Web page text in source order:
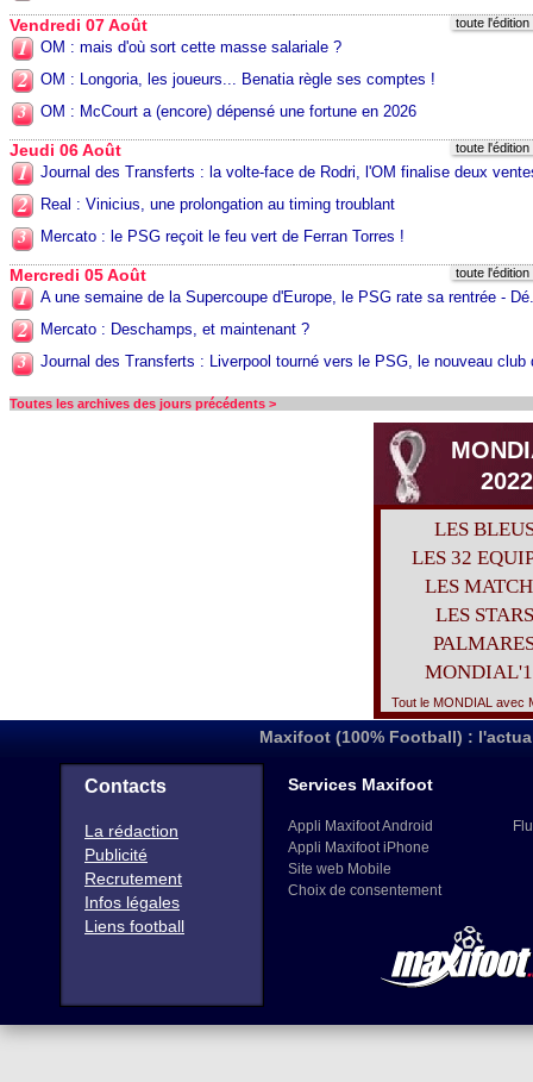
Vendredi 07 Août toute
1 OM : mais d'où sort cette masse salariale ?
2 OM : Longoria, les joueurs... Benatia règle ses comptes !
3 OM : McCourt a (encore) dépensé une fortune en 2026
Jeudi 06 Août toute
1 Journal des Transferts : la volte-face de Rodri, l'OM finalise deux
2 Real : Vinicius, une prolongation au timing troublant
3 Mercato : le PSG reçoit le feu vert de Ferran Torres !
Mercredi 05 Août toute
1 A une semaine de la Supercoupe d'Europe, le PSG rate sa rentrée -
2 Mercato : Deschamps, et maintenant ?
3 Journal des Transferts : Liverpool tourné vers le PSG, le nouveau club
Toutes les archives des jours précédents >
2022
LES
LES 32
LES
LES STARS
Tout le MONDIAL avec
Maxifoot (100% Football) :
Contacts
La rédaction
Publicité
Recrutement
Infos légales
Liens football
Services Maxifoot
Appli Maxifoot Android
Appli Maxifoot iPhone
Site web Mobile
Choix de consentement